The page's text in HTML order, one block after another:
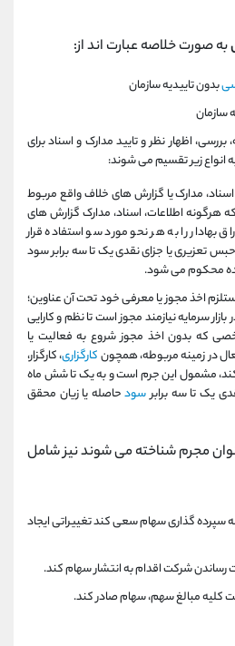
به صورت خلاصه عبارت اند از:
بدون تاییدیه سازمان
سازمان
بررسی، اظهار نظر و تایید مدارک و اسناد برای
انواع زیر تقسیم می شوند:
مدارک یا گزارش های خلاف واقع مربوط
هرگونه اطلاعات، اسناد، مدارک گزارش های
بهادار را به هر نحو مورد سو استفاده قرار
تعزیری یا جزای نقدی یک تا سه برابر سود
محکوم می شود.
اخذ مجوز یا معرفی خود تحت آن عناوین؛
سرمایه نیازمند مجوز است تا نظم و کارایی
بدون اخذ مجوز شروع به فعالیت یا
در زمینه مربوطه، همچونکارگزاری، کارگزار،
مشمول این جرم است و به یک تا شش ماه
یک تا سه برابرسودحاصله یا زیان محقق
مجرم شناخته می شوند نیز شامل
گذاری سهام سعی کند تغییراتی ایجاد
شرکت اقدام به انتشار سهام کند.
کلیه مبالغ سهم، سهام صادر کند.